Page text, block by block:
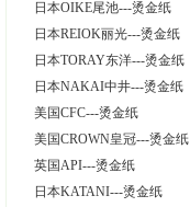
日本OIKE尾池---烫金纸
日本REIOK丽光---烫金纸
日本TORAY东洋---烫金纸
日本NAKAI中井---烫金纸
美国CFC---烫金纸
美国CROWN皇冠---烫金纸
英国API---烫金纸
日本KATANI---烫金纸